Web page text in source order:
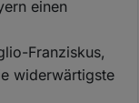
einen
Franziskus,
widerwärtigste